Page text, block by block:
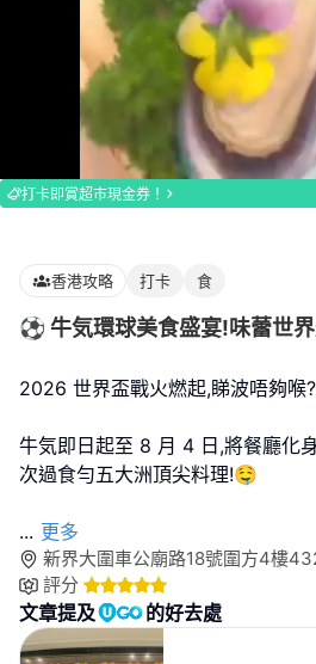
:
100.00%
打卡即賞超市現金券！
香港攻略 打卡 食
⚽️ 牛気環球美食盛宴!味蕾世
2026 世界盃戰火燃起,睇波唔夠喉
牛気即日起至 8 月 4 日,將餐廳化
次過食勻五大洲頂尖料理!🤤
... 更多
新界大圍車公廟路18號圍方4樓
評分
文章提及 的好去處